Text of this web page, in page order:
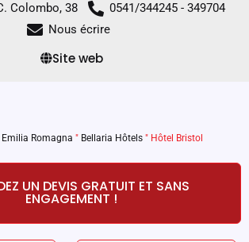
Colombo, 38
0541/344245 - 349704
Nous écrire
Site web
Emilia Romagna " Bellaria Hôtels " Hôtel Bristol
UN DEVIS GRATUIT ET SANS
ENGAGEMENT !